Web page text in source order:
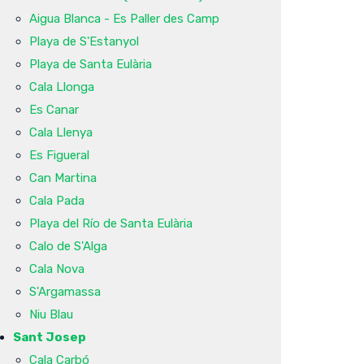
Aigua Blanca - Es Paller des Camp
Playa de S'Estanyol
Playa de Santa Eulària
Cala Llonga
Es Canar
Cala Llenya
Es Figueral
Can Martina
Cala Pada
Playa del Río de Santa Eulària
Calo de S'Alga
Cala Nova
S'Argamassa
Niu Blau
Sant Josep
Cala Carbó